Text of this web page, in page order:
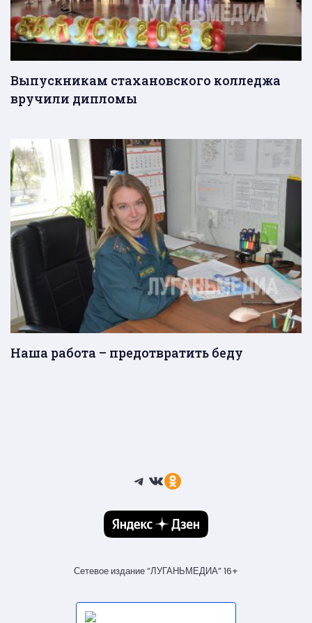
Выпускникам стахановского колледжа
вручили дипломы
Наша работа – предотвратить беду
Telegram
ВКонтакте
Ссылка
Сетевое издание “ЛУГАНЬМЕДИА” 16+